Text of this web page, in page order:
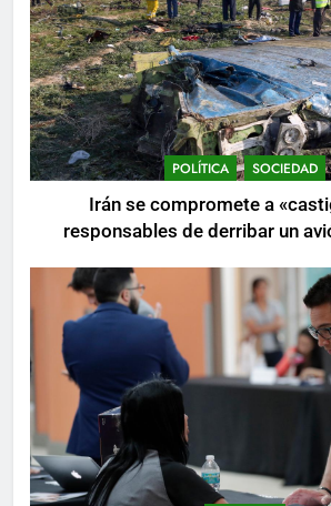
POLÍTICA SOCIEDAD
Irán se compromete a
responsables de derribar un